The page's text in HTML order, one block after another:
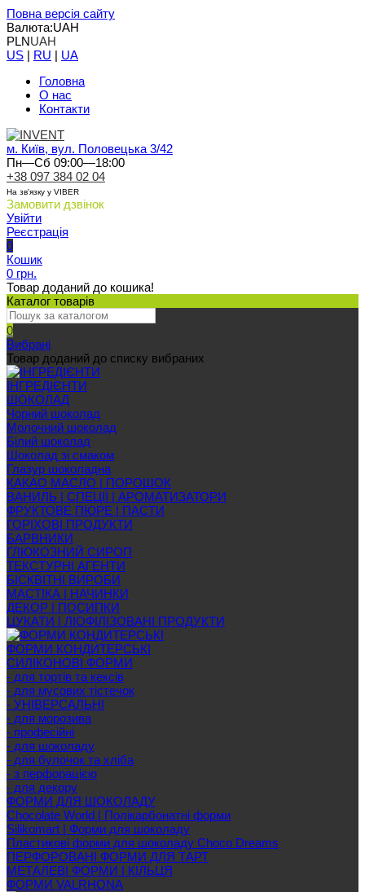
Повна версія сайту
Валюта:UAH
PLNUAH
US | RU | UA
Головна
О нас
Контакти
м. Київ, вул. Половецька 3/42
Пн—Сб 09:00—18:00
+38 097 384 02 04
На зв'язку у VIBER
Замовити дзвінок
Увійти
Реєстрація
0
Кошик
0 грн.
Товар доданий до кошика!
Каталог товарів
0
Вибрані
Товар доданий до списку вибраних
ІНГРЕДІЄНТИ
ШОКОЛАД
Чорний шоколад
Молочний шоколад
Білий шоколад
Шоколад зі смаком
Глазур шоколадна
КАКАО МАСЛО | ПОРОШОК
ВАНИЛЬ | СПЕЦІЇ | АРОМАТИЗАТОРИ
ФРУКТОВЕ ПЮРЕ | ПАСТИ
ГОРІХОВІ ПРОДУКТИ
БАРВНИКИ
ГЛЮКОЗНИЙ СИРОП
ТЕКСТУРНІ АГЕНТИ
БІСКВІТНІ ВИРОБИ
МАСТІКА | НАЧИНКИ
ДЕКОР | ПОСИПКИ
ЦУКАТИ | ЛІОФІЛІЗОВАНІ ПРОДУКТИ
ФОРМИ КОНДИТЕРСЬКІ
СИЛІКОНОВІ ФОРМИ
- для тортів та кексів
- для мусових тістечок
- УНІВЕРСАЛЬНІ
- для морозива
- професійні
- для шоколаду
- для булочок та хліба
- з перфорацією
- для декору
ФОРМИ ДЛЯ ШОКОЛАДУ
Chocolate World | Полікарбонатні форми
Silikomart | Форми для шоколаду
Пластикові форми для шоколаду Choco Dreams
ПЕРФОРОВАНІ ФОРМИ ДЛЯ ТАРТ
МЕТАЛЕВІ ФОРМИ І КІЛЬЦЯ
ФОРМИ VALRHONA